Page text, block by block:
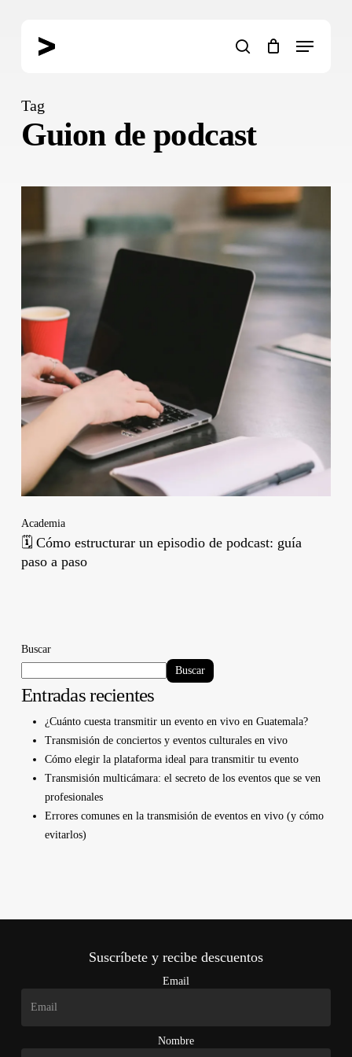
search
Menu
Tag
Guion de podcast
Academia
🗓️ Cómo estructurar un episodio de podcast: guía
paso a paso
Buscar
Buscar
Entradas recientes
¿Cuánto cuesta transmitir un evento en vivo en Guatemala?
Transmisión de conciertos y eventos culturales en vivo
Cómo elegir la plataforma ideal para transmitir tu evento
Transmisión multicámara: el secreto de los eventos que se ven
profesionales
Errores comunes en la transmisión de eventos en vivo (y cómo
evitarlos)
Suscríbete y recibe descuentos
Email
Nombre